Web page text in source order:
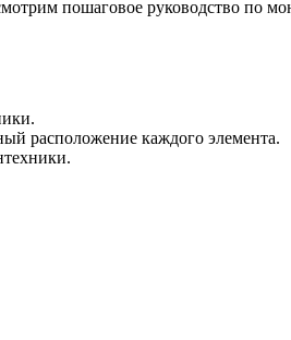
пошаговое руководство по
расположение каждого элемента.